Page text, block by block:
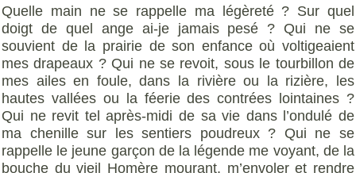
Quelle main ne se rappelle ma légèreté ? Sur quel
doigt de quel ange ai-je jamais pesé ? Qui ne se
souvient de la prairie de son enfance où voltigeaient
mes drapeaux ? Qui ne se revoit, sous le tourbillon de
mes ailes en foule, dans la rivière ou la rizière, les
hautes vallées ou la féerie des contrées lointaines ?
Qui ne revit tel après-midi de sa vie dans l’ondulé de
ma chenille sur les sentiers poudreux ? Qui ne se
rappelle le jeune garçon de la légende me voyant, de la
bouche du vieil Homère mourant, m’envoler et rendre